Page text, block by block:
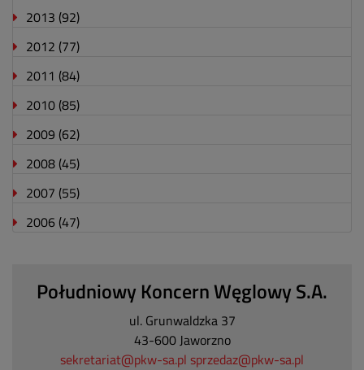
2013 (92)
2012 (77)
2011 (84)
2010 (85)
2009 (62)
2008 (45)
2007 (55)
2006 (47)
Południowy Koncern Węglowy S.A.
ul. Grunwaldzka 37
43-600 Jaworzno
sekretariat@pkw-sa.pl sprzedaz@pkw-sa.pl